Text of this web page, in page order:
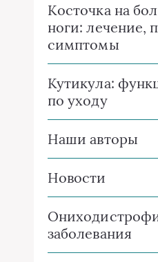
Косточка на
ноги: лечение,
симптомы
Кутикула:
по уходу
Наши авторы
Новости
заболевания